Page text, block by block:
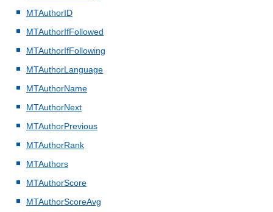
MTAuthorID
MTAuthorIfFollowed
MTAuthorIfFollowing
MTAuthorLanguage
MTAuthorName
MTAuthorNext
MTAuthorPrevious
MTAuthorRank
MTAuthors
MTAuthorScore
MTAuthorScoreAvg